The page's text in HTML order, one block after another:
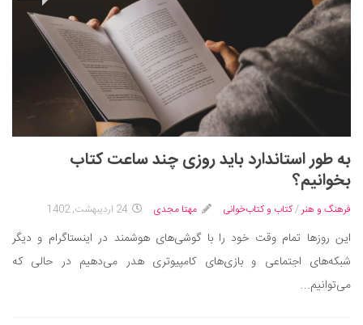
به طور استاندارد باید روزی چند ساعت کتاب
بخوانیم؟
فرهنگ و هنر /کتاب و کتاب‌خوانی مهتا مجدی 24 اردیبهشت, 1402
این روزها تمام وقت خود را با گوشی‌های هوشمند در اینستاگرام و دیگر
شبکه‌های اجتماعی و بازی‌های کامپیوتری هدر می‌دهیم در حالی که
می‌توانیم...